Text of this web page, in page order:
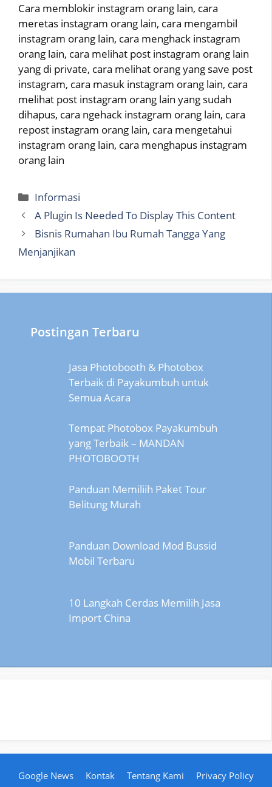
Cara memblokir instagram orang lain, cara
meretas instagram orang lain, cara mengambil
instagram orang lain, cara menghack instagram
orang lain, cara melihat post instagram orang lain
yang di private, cara melihat orang yang save post
instagram, cara masuk instagram orang lain, cara
melihat post instagram orang lain yang sudah
dihapus, cara ngehack instagram orang lain, cara
repost instagram orang lain, cara mengetahui
instagram orang lain, cara menghapus instagram
orang lain
Categories
Informasi
A Plugin Is Needed To Display This Content
Bisnis Rumahan Ibu Rumah Tangga Yang
Menjanjikan
Postingan Terbaru
Jasa Photobooth & Photobox
Terbaik di Payakumbuh untuk
Semua Acara
Tempat Photobox Payakumbuh
yang Terbaik – MANDAN
PHOTOBOOTH
Panduan Memiliih Paket Tour
Belitung Murah
Panduan Download Mod Bussid
Mobil Terbaru
10 Langkah Cerdas Memilih Jasa
Import China
Google News Kontak Tentang Kami Privacy Policy